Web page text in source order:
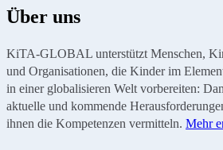
Über uns
KiTA-GLOBAL unterstützt Menschen,
und Organisationen, die Kinder im
in einer globalisieren Welt vorbereiten:
aktuelle und kommende
ihnen die Kompetenzen vermitteln. Mehr